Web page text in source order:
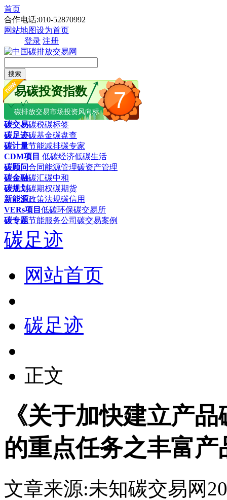
首页
合作电话:010-52870992
网站地图设为首页
登录 注册
搜索
7
易碳投资指数
碳排放交易市场投资风向标
碳交易碳税碳标签
碳足迹碳基金碳盘查
碳计量节能减排碳专家
CDM项目 低碳经济低碳生活
碳顾问合同能源管理碳资产管理
碳金融碳汇碳中和
碳规划碳期权碳期货
新能源政策法规碳信用
VERs项目 低碳环保碳交易所
碳专题节能服务公司 碳交易案例
碳足迹
网站首页
碳足迹
正文
《关于加快建立产
的重点任务之丰富
文章来源:未知碳交易网